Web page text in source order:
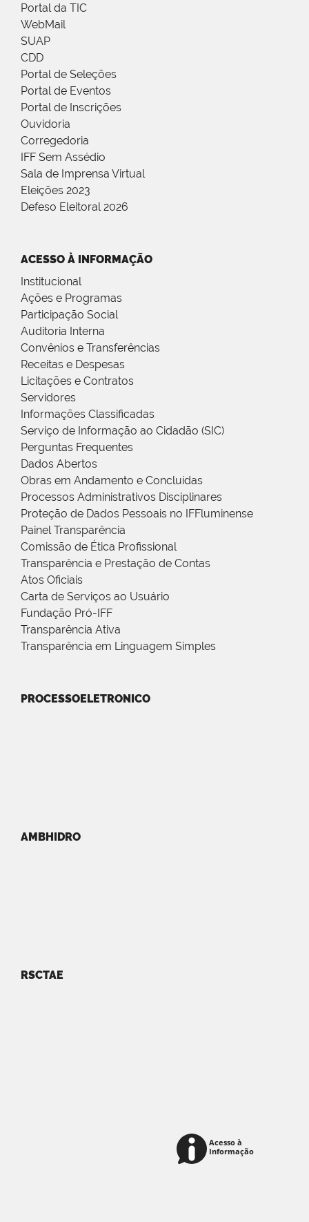
Portal da TIC
WebMail
SUAP
CDD
Portal de Seleções
Portal de Eventos
Portal de Inscrições
Ouvidoria
Corregedoria
IFF Sem Assédio
Sala de Imprensa Virtual
Eleições 2023
Defeso Eleitoral 2026
ACESSO À INFORMAÇÃO
Institucional
Ações e Programas
Participação Social
Auditoria Interna
Convênios e Transferências
Receitas e Despesas
Licitações e Contratos
Servidores
Informações Classificadas
Serviço de Informação ao Cidadão (SIC)
Perguntas Frequentes
Dados Abertos
Obras em Andamento e Concluídas
Processos Administrativos Disciplinares
Proteção de Dados Pessoais no IFFluminense
Painel Transparência
Comissão de Ética Profissional
Transparência e Prestação de Contas
Atos Oficiais
Carta de Serviços ao Usuário
Fundação Pró-IFF
Transparência Ativa
Transparência em Linguagem Simples
PROCESSOELETRONICO
AMBHIDRO
RSCTAE